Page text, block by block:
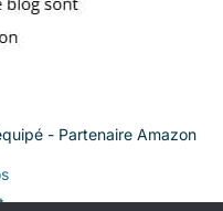
- Partenaire Amazon